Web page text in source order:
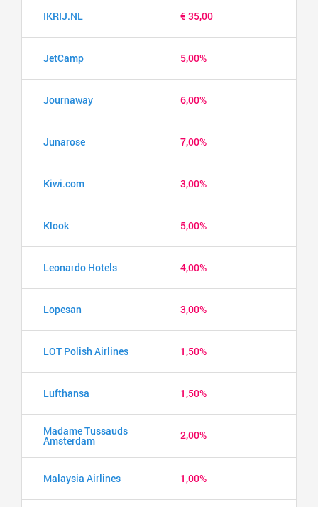
IKRIJ.NL € 35,00
JetCamp 5,00%
Journaway 6,00%
Junarose 7,00%
Kiwi.com 3,00%
Klook 5,00%
Leonardo Hotels 4,00%
Lopesan 3,00%
LOT Polish Airlines 1,50%
Lufthansa 1,50%
Madame Tussauds
Amsterdam 2,00%
Malaysia Airlines 1,00%